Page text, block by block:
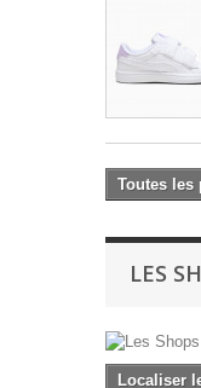
Toutes les
LES
Localiser